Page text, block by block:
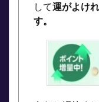
して運がよけ
す。